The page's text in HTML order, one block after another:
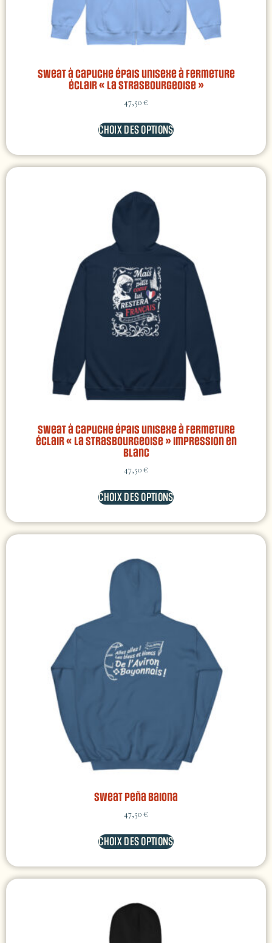
Sweat à capuche épais unisexe à fermeture
éclair « La Strasbourgeoise »
47,50€
CHOIX DES OPTIONS
Sweat à capuche épais unisexe à fermeture
éclair « La Strasbourgeoise » impression en
blanc
47,50€
CHOIX DES OPTIONS
Sweat Peña Baiona
47,50€
CHOIX DES OPTIONS